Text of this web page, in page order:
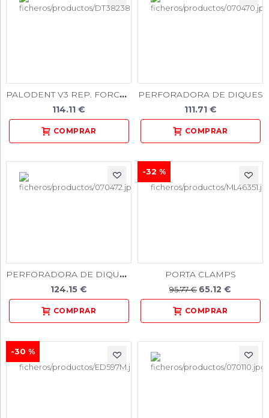
PALODENT V3 REP. FORCEPS
114.11 €
PERFORADORA DE DIQUES
111.71 €
PERFORADORA DE DIQUES TIPO IVORY
124.15 €
PORTA CLAMPS
95.77 € 65.12 €
-32 %
-30 %